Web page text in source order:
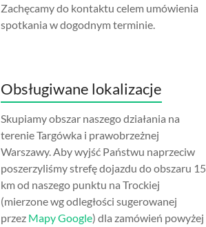
Zachęcamy do kontaktu celem umówienia
spotkania w dogodnym terminie.
Obsługiwane lokalizacje
Skupiamy obszar naszego działania na
terenie Targówka i prawobrzeżnej
Warszawy. Aby wyjść Państwu naprzeciw
poszerzyliśmy strefę dojazdu do obszaru 15
km od naszego punktu na Trockiej
(mierzone wg odległości sugerowanej
przez Mapy Google) dla zamówień powyżej